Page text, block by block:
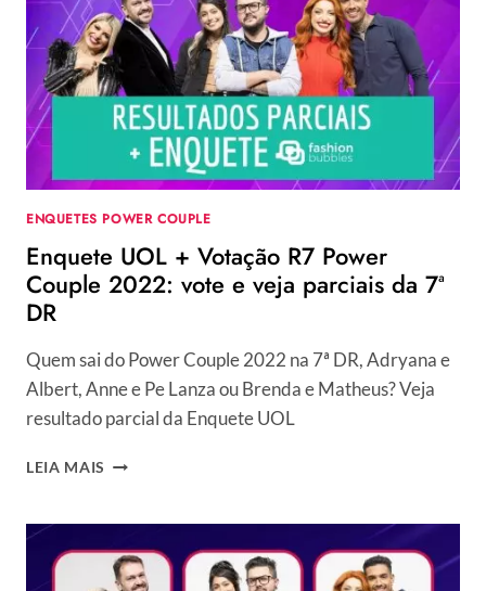
ENQUETES POWER COUPLE
Enquete UOL + Votação R7 Power
Couple 2022: vote e veja parciais da 7ª
DR
Quem sai do Power Couple 2022 na 7ª DR, Adryana e
Albert, Anne e Pe Lanza ou Brenda e Matheus? Veja
resultado parcial da Enquete UOL
LEIA MAIS ENQUETE
VOTAÇÃO
R7
POWER